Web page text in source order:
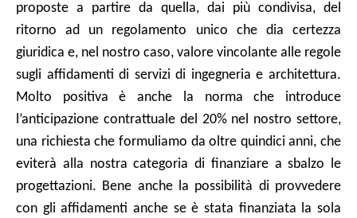
proposte a partire da quella, dai più condivisa, del
ritorno ad un regolamento unico che dia certezza
giuridica e, nel nostro caso, valore vincolante alle regole
sugli affidamenti di servizi di ingegneria e architettura.
Molto positiva è anche la norma che introduce
l’anticipazione contrattuale del 20% nel nostro settore,
una richiesta che formuliamo da oltre quindici anni, che
eviterà alla nostra categoria di finanziare a sbalzo le
progettazioni. Bene anche la possibilità di provvedere
con gli affidamenti anche se è stata finanziata la sola